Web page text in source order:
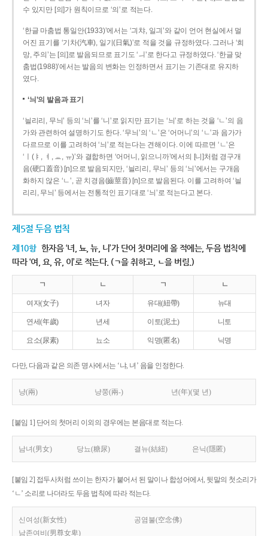
수 있지만 [의]가 원칙이므로 ‘의’로 적는다.
‘한글 마춤법 통일안(1933)’에서는 ‘긔챠, 일긔’와 같이 언어 현실에서 멀
어진 표기를 ‘기차(汽車), 일기(日氣)’로 적을 것을 규정하였다. 그러나 ‘희
망, 주의’는 [의]로 발음되므로 표기도 ‘ㅢ’로 한다고 규정하였다. ‘한글 맞
춤법(1988)’에서는 발음의 변화는 인정하면서 표기는 기존대로 유지하
였다.
‘늬’의 발음과 표기
‘늴리리, 무늬’ 등의 ‘늬’를 ‘니’로 읽지만 표기는 ‘늬’로 하는 것을 ‘ㄴ’의 음
가와 관련하여 설명하기도 한다. ‘무늬’의 ‘ㄴ’은 ‘어머니’의 ‘ㄴ’과 음가가
다르므로 이를 고려하여 ‘늬’로 적는다는 견해이다. 이에 따르면 ‘ㄴ’은
‘ㅣ(ㅑ, ㅕ, ㅛ, ㅠ)’와 결합하면 ‘어머니, 읽으니까’에서의 [니]처럼 경구개
음(硬口蓋音) [ɲ]으로 발음되지만, ‘늴리리, 무늬’ 등의 ‘늬’에서는 구개음
화하지 않은 ‘ㄴ’, 곧 치경음(齒莖音) [n]으로 발음된다. 이를 고려하여 ‘늴
리리, 무늬’ 등에서는 전통적인 표기대로 ‘늬’로 적는다고 본다.
제5절 두음 법칙
제10항 한자음 ‘녀, 뇨, 뉴, 니’가 단어 첫머리에 올 적에는, 두음 법칙에
따라 ‘여, 요, 유, 이’로 적는다. (ㄱ을 취하고, ㄴ을 버림.)
ㄱ ㄴ ㄱ ㄴ
여자(女子) 녀자 유대(紐帶) 뉴대
연세(年歲) 년세 이토(泥土) 니토
요소(尿素) 뇨소 익명(匿名) 닉명
다만, 다음과 같은 의존 명사에서는 ‘냐, 녀’ 음을 인정한다.
냥(兩) 냥쭝(兩-) 년(年)(몇 년)
[붙임 1] 단어의 첫머리 이외의 경우에는 본음대로 적는다.
남녀(男女) 당뇨(糖尿) 결뉴(結紐) 은닉(隱匿)
[붙임 2] 접두사처럼 쓰이는 한자가 붙어서 된 말이나 합성어에서, 뒷말의 첫소리가
‘ㄴ’ 소리로 나더라도 두음 법칙에 따라 적는다.
신여성(新女性)
공염불(空念佛)
남존여비(男尊女卑)